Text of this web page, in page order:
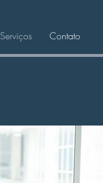
Serviços Contato